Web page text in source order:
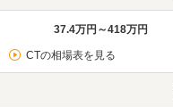
37.4万円～418万円
CTの相場表を見る